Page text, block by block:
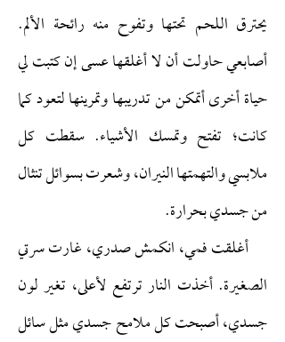
يحترق اللحم تحتها وتفوح منه رائحة الألم.
أصابعي حاولت أن لا أغلقها عسى إن كتبت لي
حياة أخرى أتمكن من تدريبها وتمرينها لتعود كما
كانت؛ تفتح وتمسك الأشياء. سقطت كل
ملابسي والتهمتها النيران، وشعرت بسوائل تنثال
من جسدي بحرارة.
أغلقت فمي، انكمش صدري، غارت سرتي
الصغيرة. أخذت النار ترتفع لأعلى، تغير لون
جسدي، أصبحت كل ملامح جسدي مثل سائل